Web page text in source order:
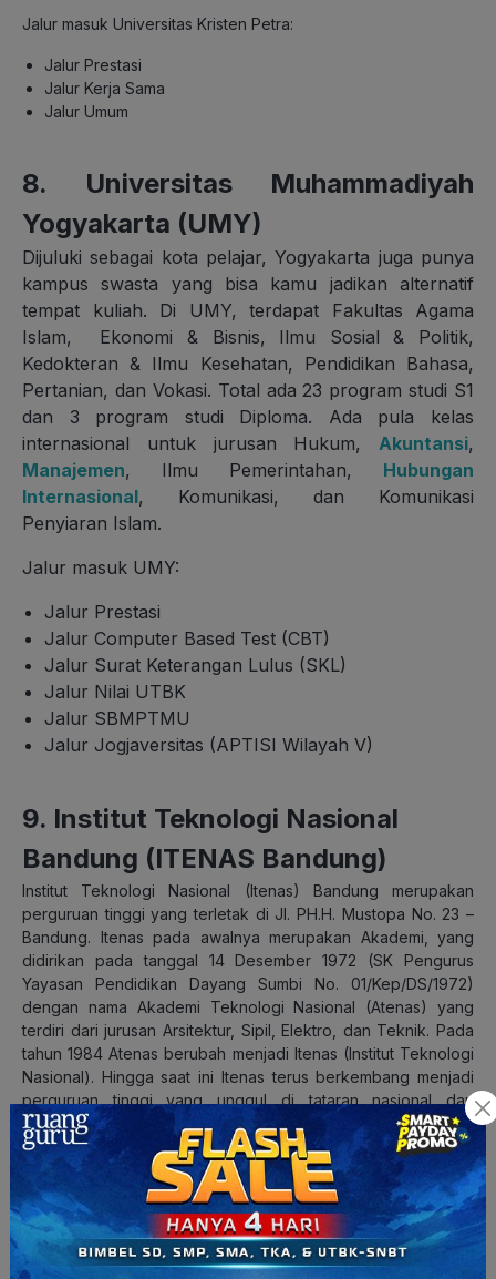
Jalur masuk Universitas Kristen Petra:
Jalur Prestasi
Jalur Kerja Sama
Jalur Umum
8. Universitas Muhammadiyah
Yogyakarta (UMY)
Dijuluki sebagai kota pelajar, Yogyakarta juga punya
kampus swasta yang bisa kamu jadikan alternatif
tempat kuliah. Di UMY, terdapat Fakultas Agama
Islam, Ekonomi & Bisnis, Ilmu Sosial & Politik,
Kedokteran & Ilmu Kesehatan, Pendidikan Bahasa,
Pertanian, dan Vokasi. Total ada 23 program studi S1
dan 3 program studi Diploma. Ada pula kelas
internasional untuk jurusan Hukum, Akuntansi,
Manajemen, Ilmu Pemerintahan, Hubungan
Internasional, Komunikasi, dan Komunikasi
Penyiaran Islam.
Jalur masuk UMY:
Jalur Prestasi
Jalur Computer Based Test (CBT)
Jalur Surat Keterangan Lulus (SKL)
Jalur Nilai UTBK
Jalur SBMPTMU
Jalur Jogjaversitas (APTISI Wilayah V)
9. Institut Teknologi Nasional
Bandung (ITENAS Bandung)
Institut Teknologi Nasional (Itenas) Bandung merupakan
perguruan tinggi yang terletak di Jl. PH.H. Mustopa No. 23 –
Bandung. Itenas pada awalnya merupakan Akademi, yang
didirikan pada tanggal 14 Desember 1972 (SK Pengurus
Yayasan Pendidikan Dayang Sumbi No. 01/Kep/DS/1972)
dengan nama Akademi Teknologi Nasional (Atenas) yang
terdiri dari jurusan Arsitektur, Sipil, Elektro, dan Teknik. Pada
tahun 1984 Atenas berubah menjadi Itenas (Institut Teknologi
Nasional). Hingga saat ini Itenas terus berkembang menjadi
perguruan tinggi yang unggul di tataran nasional dan
internasional.
Jalur masuk ITENAS:
Jalur Ujian Saringan Masuk (USM)
Jalur One Day Test (ODT)
Jalur UTBK
Jalur Penelurusan Minat & Kemampuan (PMDK)